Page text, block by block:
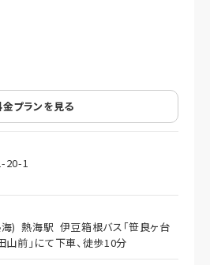
プランを見る
20-1
) 熱海駅 伊豆箱根バス「笹良ヶ台
山前」にて下車、徒歩10分